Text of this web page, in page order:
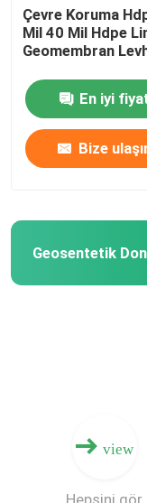
Ev
Ürünler
videolar
Kalite kontrol
Çevre Koruma
Mil 40 Mil Hdpe
Geomembran
En iyi
Bize
Geosentetik
view
Hepsini gör